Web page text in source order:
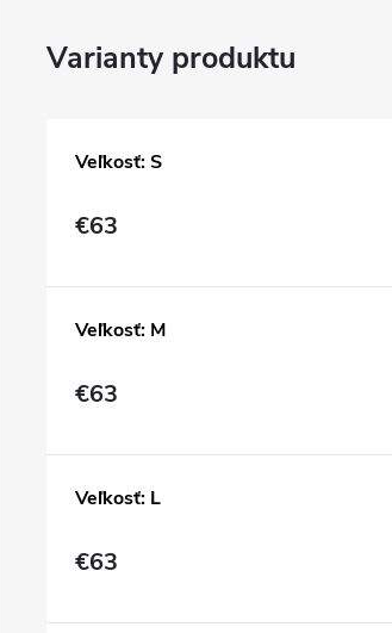
Veľkosť: S
€63
Veľkosť: M
€63
Veľkosť: L
€63